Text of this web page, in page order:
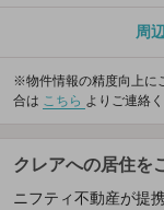
周
※物件情報の精度向上に
合は こちら よりご連絡く
クレアへの居住を
ニフティ不動産が提